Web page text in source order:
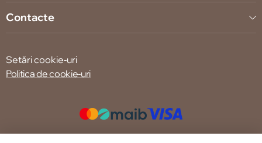
Contacte
Setări cookie-uri
Politica de cookie-uri